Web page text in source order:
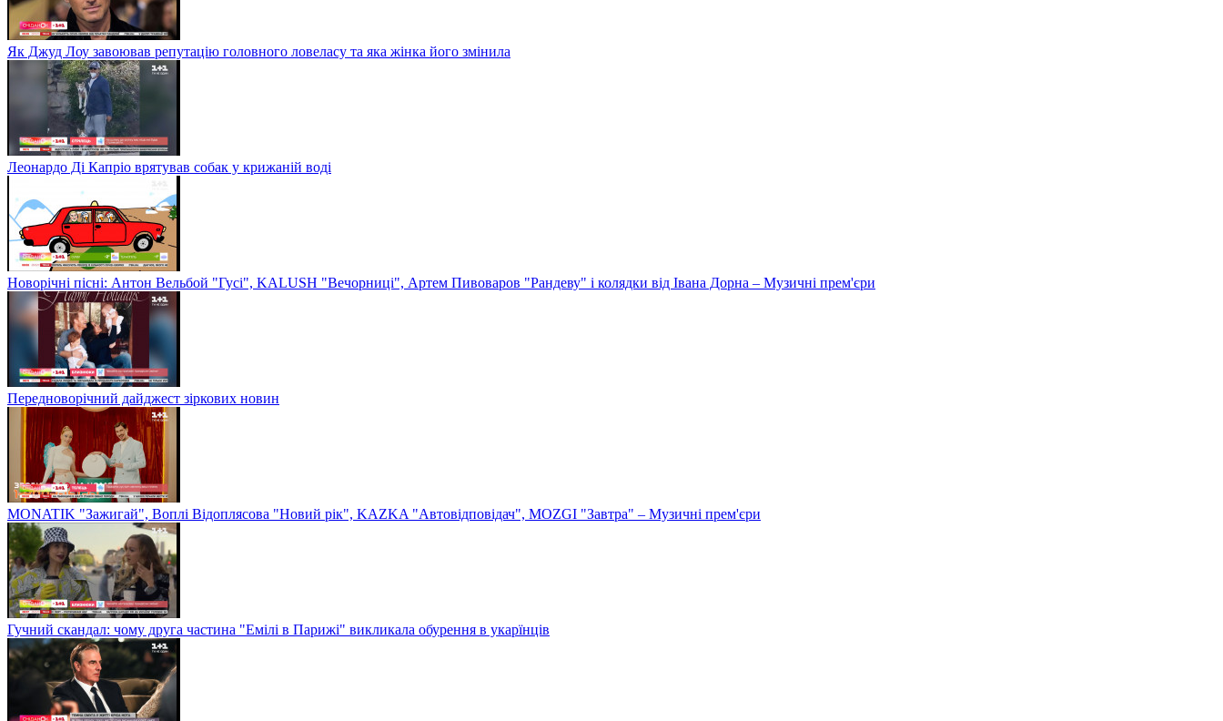
Як Джуд Лоу завоював репутацію головного ловеласу та яка жінка його змінила
Леонардо Ді Капріо врятував собак у крижаній воді
Новорічні пісні: Антон Вельбой "Гусі", KALUSH "Вечорниці", Артем Пивоваров "Рандеву" і колядки від Івана Дорна – Музичні прем'єри
Передноворічний дайджест зіркових новин
MONATIK "Зажигай", Воплі Відоплясова "Новий рік", KAZKA "Автовідповідач", MOZGI "Завтра" – Музичні прем'єри
Гучний скандал: чому друга частина "Емілі в Парижі" викликала обурення в укарїнців